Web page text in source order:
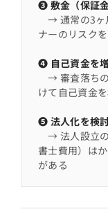
❸ 敷金（保証
→ 通常の3ヶ
ナーのリスク
❹ 自己資金を
→ 審査落ち
けて自己資金
❺ 法人化を検
→ 法人設立
書士費用）は
がある